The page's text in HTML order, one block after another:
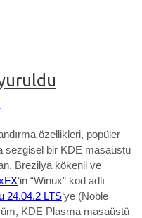
özellikleri, popüler
sezgisel bir KDE masaüstü
Brezilya kökenli ve
‘in “Winux” kod adlı
24.04.2 LTS‘ye (Noble
KDE Plasma masaüstü